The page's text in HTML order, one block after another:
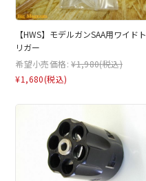
【HWS】モデルガンSAA用ワイドト
リガー
希望小売価格: ¥1,980(税込)
¥1,680(税込)